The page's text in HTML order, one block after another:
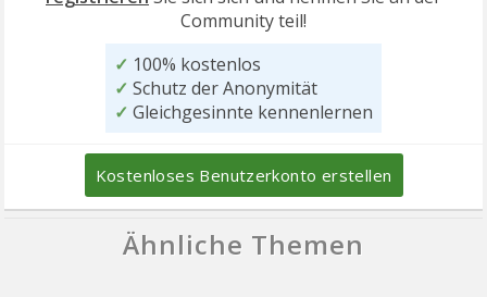
Community teil!
✓ 100% kostenlos
✓ Schutz der Anonymität
✓ Gleichgesinnte kennenlernen
Kostenloses Benutzerkonto erstellen
Ähnliche Themen